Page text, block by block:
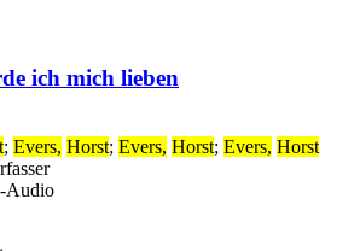
ich mich lieben
; Evers, Horst; Evers, Horst; Evers, Horst
Audio